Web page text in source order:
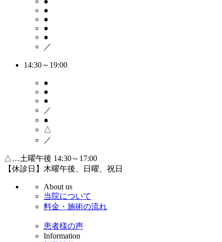
●
●
●
●
／
14:30～19:00
●
●
●
／
●
△
／
△…土曜午後 14:30～17:00
【休診日】木曜午後、日曜、祝日
About us
当院について
料金・施術の流れ
患者様の声
Information